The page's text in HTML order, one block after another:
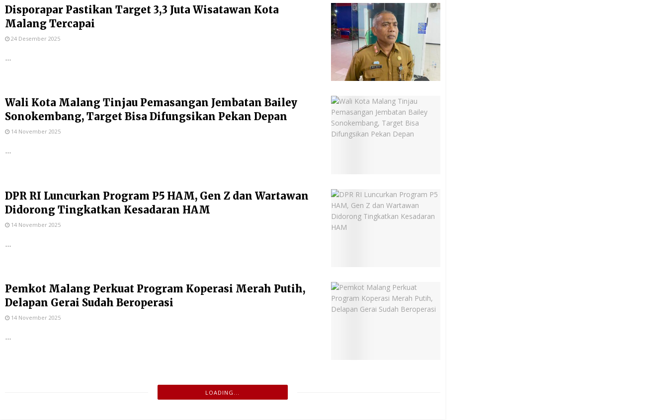
Disporapar Pastikan Target 3,3 Juta Wisatawan Kota
Malang Tercapai
24 Desember 2025
...
Wali Kota Malang Tinjau Pemasangan Jembatan Bailey
Sonokembang, Target Bisa Difungsikan Pekan Depan
14 November 2025
...
DPR RI Luncurkan Program P5 HAM, Gen Z dan Wartawan
Didorong Tingkatkan Kesadaran HAM
14 November 2025
...
Pemkot Malang Perkuat Program Koperasi Merah Putih,
Delapan Gerai Sudah Beroperasi
14 November 2025
...
LOADING...